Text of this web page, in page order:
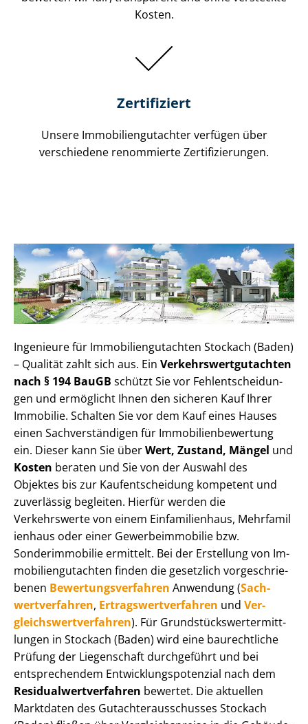
Kosten.
Zertifiziert
Unsere Immobilien­gutachter verfügen über
verschiedene renommierte Zer­ti­fi­zie­run­gen.
Ingenieure für Im­mo­bi­li­en­gut­ach­ten Stockach (Baden)
– Qualität zahlt sich aus. Ein Ver­kehrs­wert­gut­ach­ten
nach § 194 BauGB schützt Sie vor Fehl­ent­schei­dun­
gen und ermöglicht Ihnen den sicheren Kauf Ihrer
Immobilie. Schalten Sie vor dem Kauf eines Hauses
einen Sach­ver­stän­di­gen für Im­mo­bi­li­en­be­wer­tung
ein. Dieser kann Sie überWert, Zustand, Mängel und
Kosten beraten und Sie von der Auswahl des
Objektes bis zur Kauf­ent­schei­dung kompetent und
zuverlässig begleiten. Hierfür werden die
Verkehrswerte von einem Einfamilienhaus, Mehr­fa­mi­l
i­en­haus oder einer Ge­wer­be­im­mo­bi­lie bzw.
Sonderimmobilie ermittelt. Bei der Erstellung von Im­
mo­bi­li­en­gut­ach­ten finden die gesetzlich vor­ge­schrie­
be­nen Be­wer­tungs­ver­fah­ren Anwendung (Sach­
wert­ver­fah­ren, Er­trags­wert­ver­fah­ren und Ver­
gleichs­wert­ver­fah­ren). Für Grund­stücks­wert­ermitt­
lun­gen in Stockach (Baden) wird eine baurechtliche
Prüfung der Liegenschaft durchgeführt und bei
entsprechendem Ent­wick­lungs­po­ten­zi­al nach dem
Re­si­du­al­wert­ver­fah­ren bewertet. Die aktuellen
Marktdaten des Gut­ach­ter­aus­schus­ses Stockach